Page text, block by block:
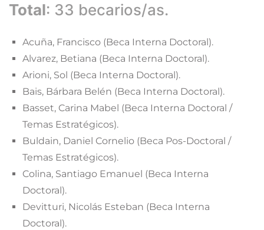
Total: 33 becarios/as.
Acuña, Francisco (Beca Interna Doctoral).
Alvarez, Betiana (Beca Interna Doctoral).
Arioni, Sol (Beca Interna Doctoral).
Bais, Bárbara Belén (Beca Interna Doctoral).
Basset, Carina Mabel (Beca Interna Doctoral /
Temas Estratégicos).
Buldain, Daniel Cornelio (Beca Pos-Doctoral /
Temas Estratégicos).
Colina, Santiago Emanuel (Beca Interna
Doctoral).
Devitturi, Nicolás Esteban (Beca Interna
Doctoral).